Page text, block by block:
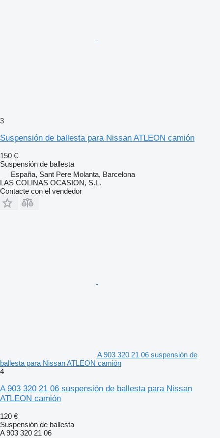
3
Suspensión de ballesta para Nissan ATLEON camión
150 €
Suspensión de ballesta
España, Sant Pere Molanta, Barcelona
LAS COLINAS OCASION, S.L.
Contacte con el vendedor
A 903 320 21 06 suspensión de
ballesta para Nissan ATLEON camión
4
A 903 320 21 06 suspensión de ballesta para Nissan
ATLEON camión
120 €
Suspensión de ballesta
A 903 320 21 06